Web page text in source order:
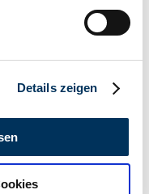
identifizieren
persönlichen Daten
zu Ihrer
Partner für
Details zeigen